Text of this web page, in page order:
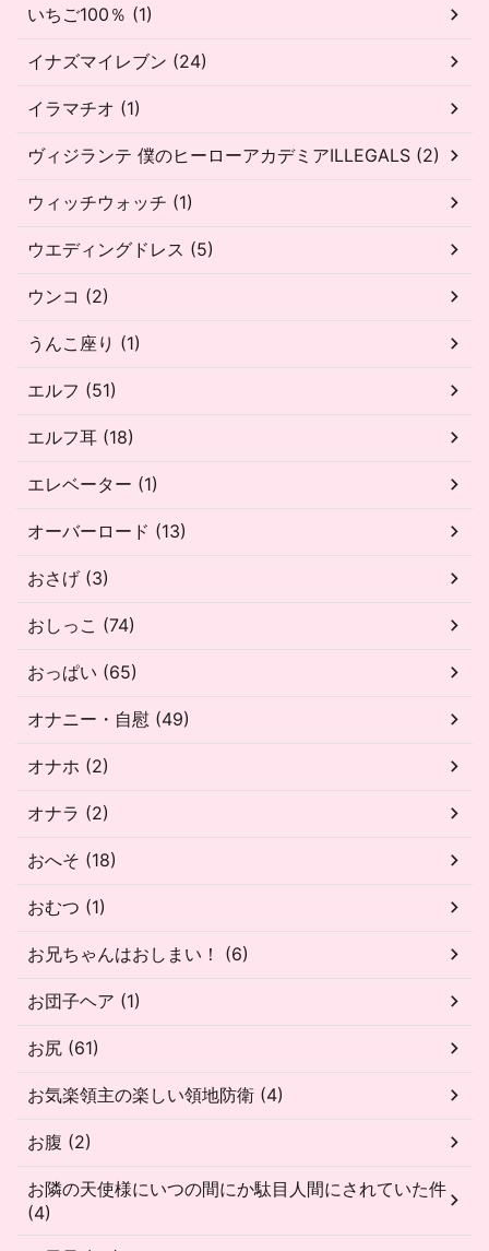
いちご100％ (1)
イナズマイレブン (24)
イラマチオ (1)
ヴィジランテ 僕のヒーローアカデミアILLEGALS (2)
ウィッチウォッチ (1)
ウエディングドレス (5)
ウンコ (2)
うんこ座り (1)
エルフ (51)
エルフ耳 (18)
エレベーター (1)
オーバーロード (13)
おさげ (3)
おしっこ (74)
おっぱい (65)
オナニー・自慰 (49)
オナホ (2)
オナラ (2)
おへそ (18)
おむつ (1)
お兄ちゃんはおしまい！ (6)
お団子ヘア (1)
お尻 (61)
お気楽領主の楽しい領地防衛 (4)
お腹 (2)
お隣の天使様にいつの間にか駄目人間にされていた件
(4)